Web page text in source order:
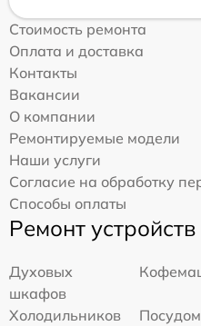
Стоимость ремонта
Оплата и доставка
Контакты
Вакансии
О компании
Ремонтируемые модели
Наши услуги
Согласие на обработку
Способы оплаты
Ремонт устройств
Духовых
шкафов
Холодильников